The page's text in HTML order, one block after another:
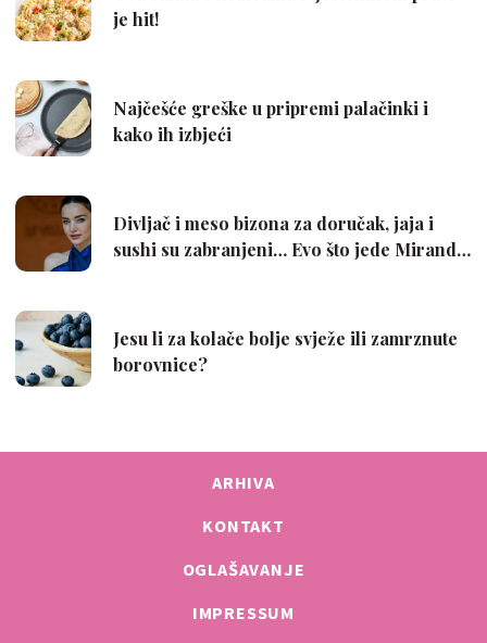
ARHIVA
KONTAKT
OGLAŠAVANJE
IMPRESSUM